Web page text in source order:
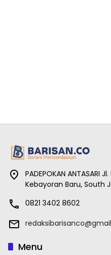
PADEPOKAN ANTASARI
Kebayoran Baru, South
0821 3402 8602
Menu